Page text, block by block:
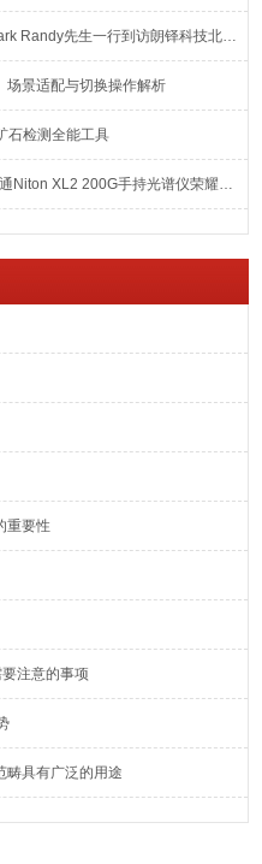
赛默飞世尔MCS事业部全球副总裁Clark Randy先生一行到访朗铎科技北京总部
场景适配与切换操作解析
石检测全能工具
超越经典，独具匠“芯” | 赛默飞世尔尼通Niton XL2 200G手持光谱仪荣耀上市
重要性
注意的事项
畴具有广泛的用途